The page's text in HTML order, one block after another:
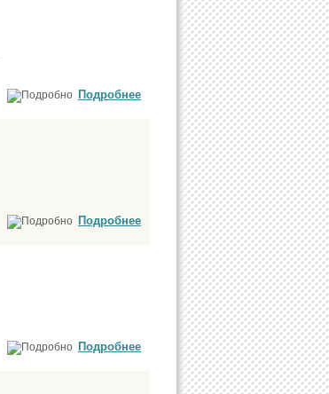
Подробнее
Подробнее
Подробнее